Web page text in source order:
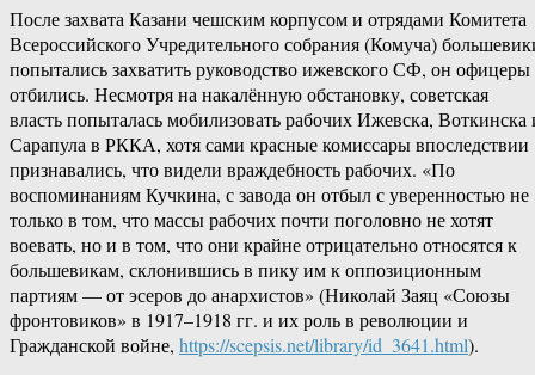
После захвата Казани чешским корпусом и отрядами Комитета
Всероссийского Учредительного собрания (Комуча)
попытались захватить руководство ижевского СФ, он офицеры
отбились. Несмотря на накалённую обстановку, советская
власть попыталась мобилизовать рабочих Ижевска, Воткинска
Сарапула в РККА, хотя сами красные комиссары впоследствии
признавались, что видели враждебность рабочих. «По
воспоминаниям Кучкина, с завода он отбыл с уверенностью не
только в том, что массы рабочих почти поголовно не хотят
воевать, но и в том, что они крайне отрицательно относятся к
большевикам, склонившись в пику им к оппозиционным
партиям — от эсеров до анархистов» (Николай Заяц «Союзы
фронтовиков» в 1917–1918 гг. и их роль в революции и
Гражданской войне, https://scepsis.net/library/id_3641.html).